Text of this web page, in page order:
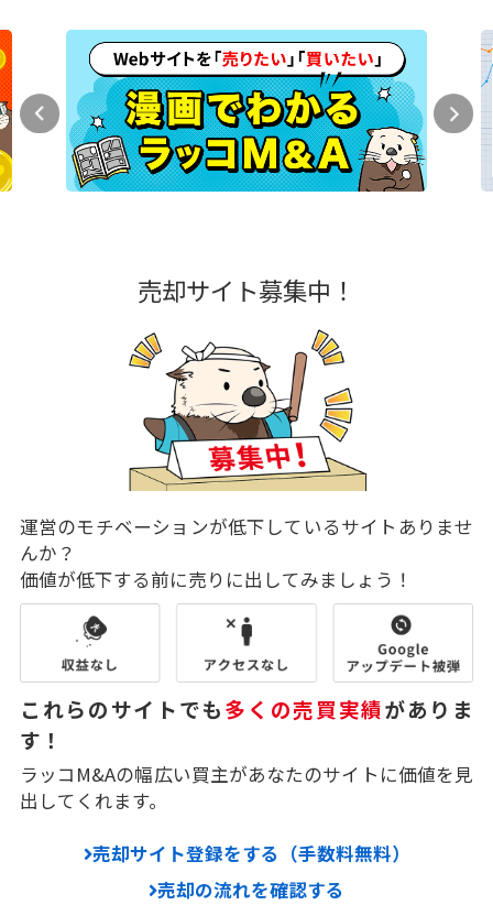
売却サイト募集中！
運営のモチベーションが低下しているサイトありませ
んか？
価値が低下する前に売りに出してみましょう！
これらのサイトでも多くの売買実績がありま
す！
ラッコM&Aの幅広い買主があなたのサイトに価値を見
出してくれます。
売却サイト登録をする（手数料無料）
売却の流れを確認する